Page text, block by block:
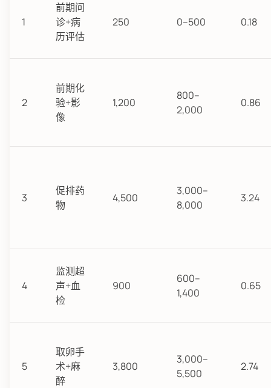
1
前期问
诊+病
历评估
250 0–500 0.18
2
前期化
验+影
像
1,200
800–
2,000
0.86
3
促排药
物
4,500
3,000–
8,000
3.24
4
监测超
声+血
检
900
600–
1,400
0.65
5
取卵手
术+麻
醉
3,800
3,000–
5,500
2.74